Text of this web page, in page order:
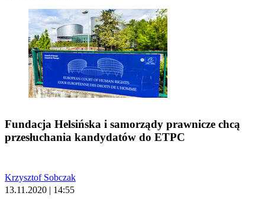
Fundacja Helsińska i samorządy prawnicze chcą
przesłuchania kandydatów do ETPC
Krzysztof Sobczak
13.11.2020 | 14:55